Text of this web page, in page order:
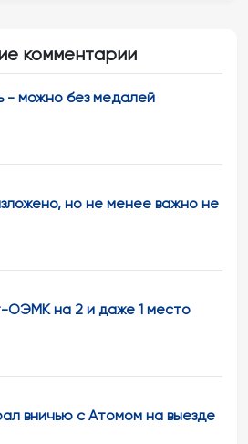
комментарии
- можно без медалей
но не менее важно не
ОЭМК на 2 и даже 1 место
вничью с Атомом на выезде